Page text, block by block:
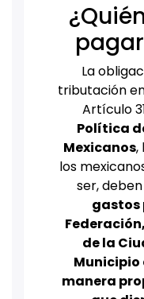
La
tributación
Artículo
Política
Mexicanos,
los
ser, deben
gastos
de la
Municipio
manera